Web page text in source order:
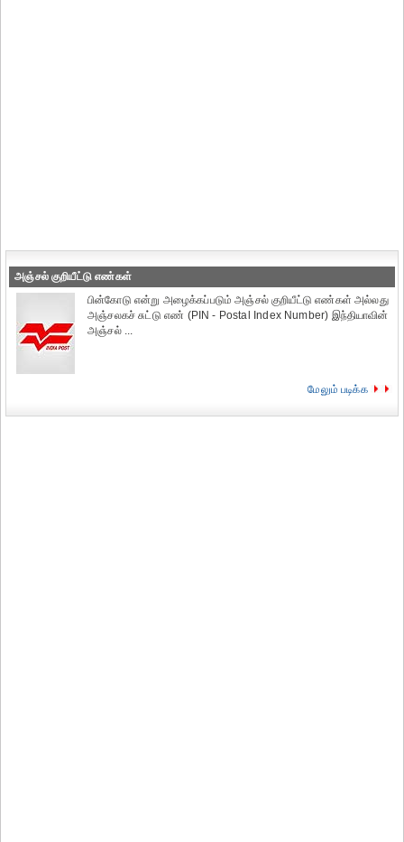
அஞ்சல் குறியீட்டு எண்கள்
பின்கோடு என்று அழைக்கப்படும் அஞ்சல் குறியீட்டு எண்கள் அல்லது
அஞ்சலகச் சுட்டு எண் (PIN - Postal Index Number) இந்தியாவின்
அஞ்சல் ...
மேலும் படிக்க